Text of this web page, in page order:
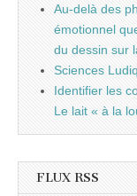
Au-delà des
émotionnel
du dessin sur
Sciences
Identifier les
Le lait « à la
FLUX RSS